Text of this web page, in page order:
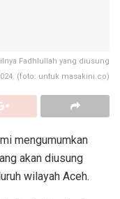
Fadhlullah yang diusung
(foto: untuk masakini.co)
mengumumkan
akan diusung
wilayah Aceh.